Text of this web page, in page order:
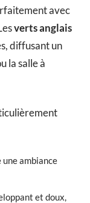
avec
verts anglais
diffusant un
la salle à
une ambiance
et doux,